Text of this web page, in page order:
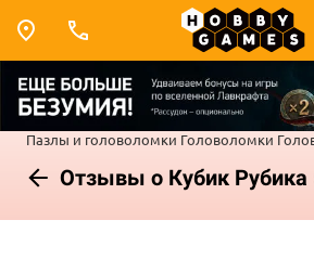
Пазлы и головоломки Головоломки
Отзывы о Кубик Рубика